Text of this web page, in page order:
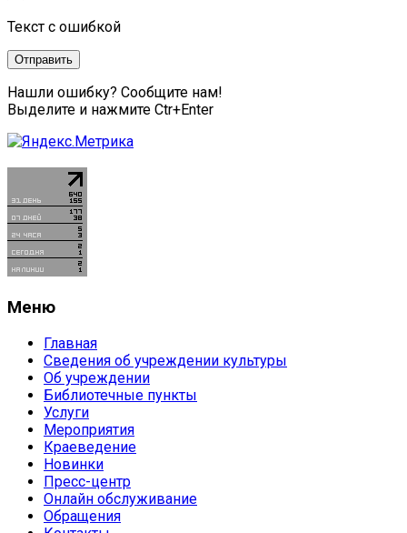
Текст с ошибкой
Нашли ошибку? Сообщите нам!
Выделите и нажмите Ctr+Enter
Меню
Главная
Сведения об учреждении культуры
Об учреждении
Библиотечные пункты
Услуги
Мероприятия
Краеведение
Новинки
Пресс-центр
Онлайн обслуживание
Обращения